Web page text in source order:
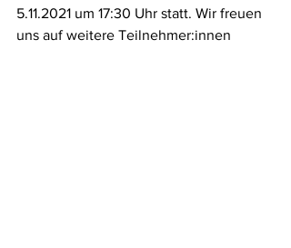
5.11.2021 um 17:30 Uhr statt. Wir freuen
uns auf weitere Teilnehmer:innen